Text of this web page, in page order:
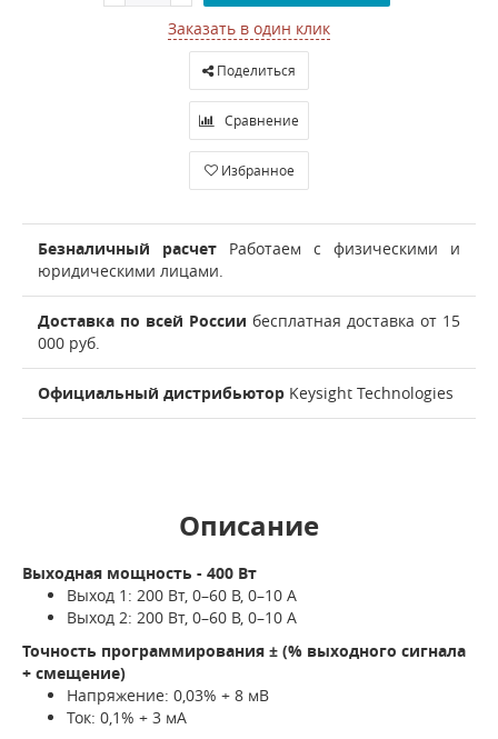
Заказать в один клик
Поделиться
Сравнение
Избранное
Безналичный расчет Работаем с физическими и
юридическими лицами.
Доставка по всей России бесплатная доставка от 15
000 руб.
Официальный дистрибьютор Keysight Technologies
Описание
Выходная мощность - 400 Вт
Выход 1: 200 Вт, 0–60 В, 0–10 А
Выход 2: 200 Вт, 0–60 В, 0–10 А
Точность программирования ± (% выходного сигнала
+ смещение)
Напряжение: 0,03% + 8 мВ
Ток: 0,1% + 3 мА